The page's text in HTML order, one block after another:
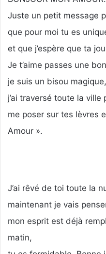
Juste un petit message
que pour moi tu es
et que j’espère que ta
Je t’aime passes une
je suis un bisou magique,
j’ai traversé toute la ville
me poser sur tes lèvres
Amour ».
J’ai rêvé de toi toute la
maintenant je vais
mon esprit est déjà
matin,